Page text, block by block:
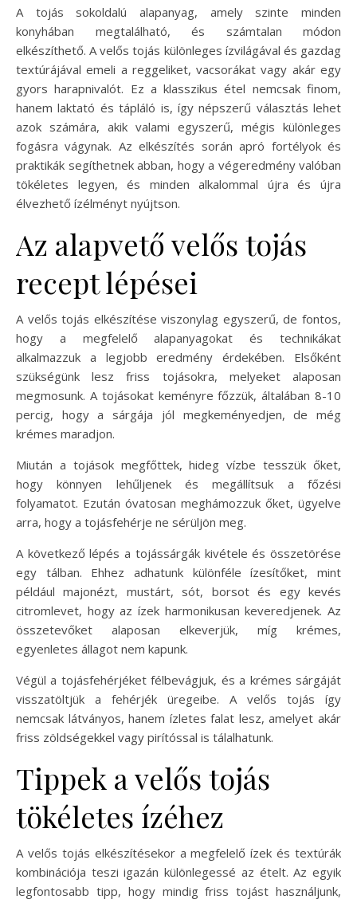
A tojás sokoldalú alapanyag, amely szinte minden
konyhában megtalálható, és számtalan módon
elkészíthető. A velős tojás különleges ízvilágával és gazdag
textúrájával emeli a reggeliket, vacsorákat vagy akár egy
gyors harapnivalót. Ez a klasszikus étel nemcsak finom,
hanem laktató és tápláló is, így népszerű választás lehet
azok számára, akik valami egyszerű, mégis különleges
fogásra vágynak. Az elkészítés során apró fortélyok és
praktikák segíthetnek abban, hogy a végeredmény valóban
tökéletes legyen, és minden alkalommal újra és újra
élvezhető ízélményt nyújtson.
Az alapvető velős tojás
recept lépései
A velős tojás elkészítése viszonylag egyszerű, de fontos,
hogy a megfelelő alapanyagokat és technikákat
alkalmazzuk a legjobb eredmény érdekében. Elsőként
szükségünk lesz friss tojásokra, melyeket alaposan
megmosunk. A tojásokat keményre főzzük, általában 8-10
percig, hogy a sárgája jól megkeményedjen, de még
krémes maradjon.
Miután a tojások megfőttek, hideg vízbe tesszük őket,
hogy könnyen lehűljenek és megállítsuk a főzési
folyamatot. Ezután óvatosan meghámozzuk őket, ügyelve
arra, hogy a tojásfehérje ne sérüljön meg.
A következő lépés a tojássárgák kivétele és összetörése
egy tálban. Ehhez adhatunk különféle ízesítőket, mint
például majonézt, mustárt, sót, borsot és egy kevés
citromlevet, hogy az ízek harmonikusan keveredjenek. Az
összetevőket alaposan elkeverjük, míg krémes,
egyenletes állagot nem kapunk.
Végül a tojásfehérjéket félbevágjuk, és a krémes sárgáját
visszatöltjük a fehérjék üregeibe. A velős tojás így
nemcsak látványos, hanem ízletes falat lesz, amelyet akár
friss zöldségekkel vagy pirítóssal is tálalhatunk.
Tippek a velős tojás
tökéletes ízéhez
A velős tojás elkészítésekor a megfelelő ízek és textúrák
kombinációja teszi igazán különlegessé az ételt. Az egyik
legfontosabb tipp, hogy mindig friss tojást használjunk,